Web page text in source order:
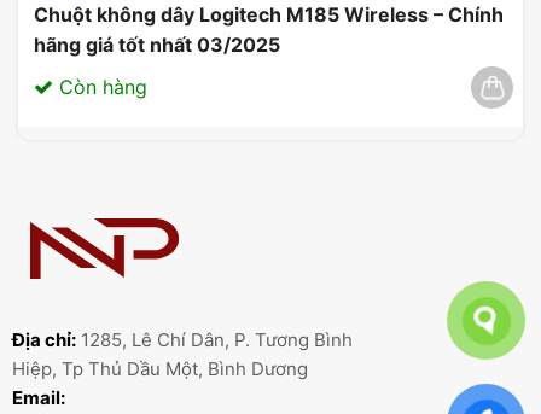
Chuột không dây Logitech M185 Wireless – Chính
hãng giá tốt nhất 03/2025
Còn hàng
Địa chỉ: 1285, Lê Chí Dân, P. Tương Bình
Hiệp, Tp Thủ Dầu Một, Bình Dương
Email: